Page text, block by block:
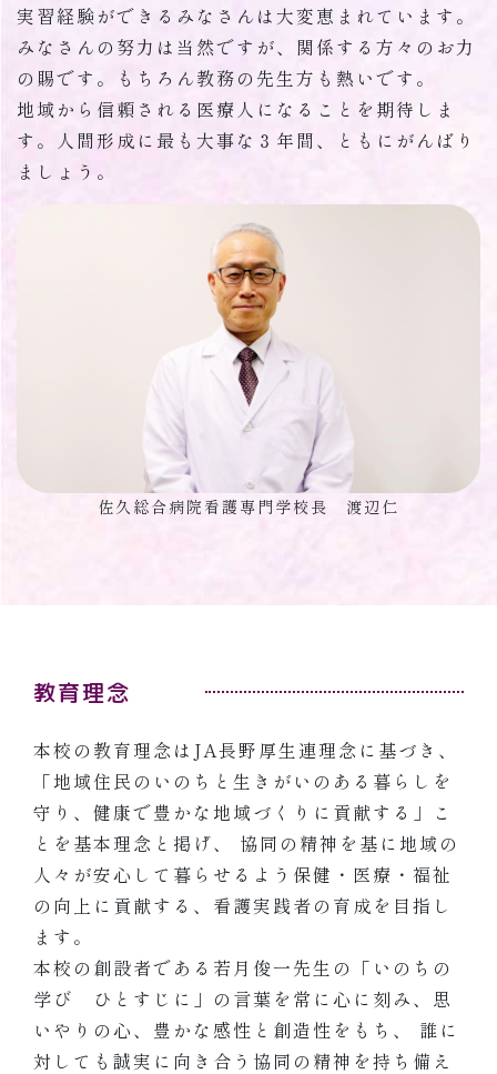
実習経験ができるみなさんは大変恵まれています。
みなさんの努力は当然ですが、関係する方々のお力
の賜です。もちろん教務の先生方も熱いです。
地域から信頼される医療人になることを期待しま
す。人間形成に最も大事な３年間、ともにがんばり
ましょう。
佐久総合病院看護専門学校長 渡辺仁
教育理念
本校の教育理念はJA長野厚生連理念に基づき、
「地域住民のいのちと生きがいのある暮らしを
守り、健康で豊かな地域づくりに貢献する」こ
とを基本理念と掲げ、 協同の精神を基に地域の
人々が安心して暮らせるよう保健・医療・福祉
の向上に貢献する、看護実践者の育成を目指し
ます。
本校の創設者である若月俊一先生の「いのちの
学び ひとすじに」の言葉を常に心に刻み、思
いやりの心、豊かな感性と創造性をもち、 誰に
対しても誠実に向き合う協同の精神を持ち備え